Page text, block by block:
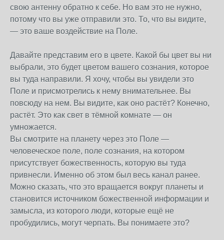
свою антенну обратно к себе. Но вам это не нужно,
потому что вы уже отправили это. То, что вы видите,
— это ваше воздействие на Поле.
Давайте представим его в цвете. Какой бы цвет вы ни
выбрали, это будет цветом вашего сознания, которое
вы туда направили. Я хочу, чтобы вы увидели это
Поле и присмотрелись к нему внимательнее. Вы
повсюду на нем. Вы видите, как оно растёт? Конечно,
растёт. Это как свет в тёмной комнате — он
умножается.
Вы смотрите на планету через это Поле —
человеческое поле, поле сознания, на котором
присутствует божественность, которую вы туда
привнесли. Именно об этом был весь канал ранее.
Можно сказать, что это вращается вокруг планеты и
становится источником божественной информации и
замысла, из которого люди, которые ещё не
пробудились, могут черпать. Вы понимаете это?